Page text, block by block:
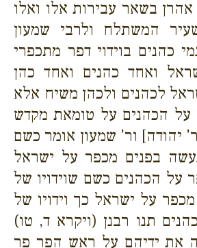
בשאר עבירות אלו ואלו
המשתלח ולרבי שמעון
כהנים בוידוי דפר מתכפרי
ואחד כהנים ואחד כהן
לכהנים ולכהן משיח אלא
הכהנים על טומאת מקדש
ר' יהודה] ור' שמעון אומר כשם
בפנים מכפר על ישראל
על הכהנים כשם שוידויו של
על ישראל כך וידויו של
תנו רבנן (ויקרא ד, טו)
את ידיהם על ראש הפר פר